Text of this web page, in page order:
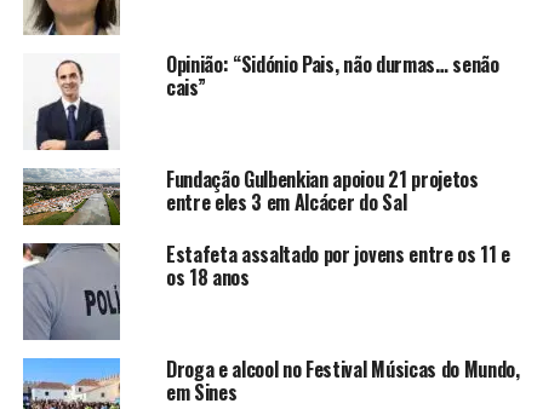
Opinião: “Sidónio Pais, não durmas… senão
cais”
Fundação Gulbenkian apoiou 21 projetos
entre eles 3 em Alcácer do Sal
Estafeta assaltado por jovens entre os 11 e
os 18 anos
Droga e alcool no Festival Músicas do Mundo,
em Sines